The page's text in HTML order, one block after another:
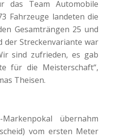
das Team Automobile
Fahrzeuge landeten die
Gesamträngen 25 und
der Streckenvariante war
sind zufrieden, es gab
für die Meisterschaft“,
Theisen.
übernahm
vom ersten Meter